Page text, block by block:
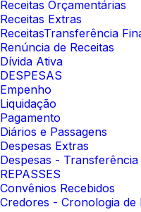
Receitas Orçamentárias
Receitas Extras
ReceitasTransferência
Renúncia de Receitas
Dívida Ativa
DESPESAS
Empenho
Liquidação
Pagamento
Diários e Passagens
Despesas Extras
Despesas -
REPASSES
Convênios Recebidos
Credores - Cronologia de